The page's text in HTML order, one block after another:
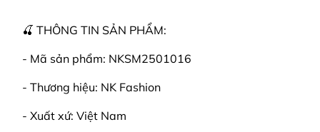
🍒 THÔNG TIN SẢN PHẨM:
- Mã sản phẩm: NKSM2501016
- Thương hiệu: NK Fashion
- Xuất xứ: Việt Nam